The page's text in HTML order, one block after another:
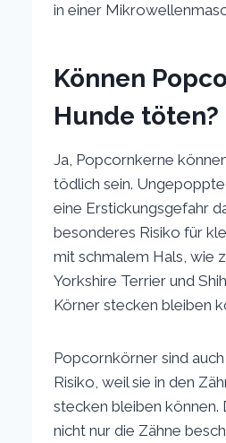
in einer
Können
Hunde töten?
Ja, Popcornkerne
tödlich sein.
eine Erstickungsgefahr
besonderes Risiko für
mit schmalem Hals, wie
Yorkshire Terrier und
Körner stecken bleiben
Popcornkörner sind
Risiko, weil sie in den
stecken bleiben können.
nicht nur die Zähne